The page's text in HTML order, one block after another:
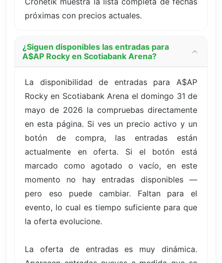
próximas con precios actuales.
¿Siguen disponibles las entradas para
A$AP Rocky en Scotiabank Arena?
La disponibilidad de entradas para A$AP
Rocky en Scotiabank Arena el domingo 31 de
mayo de 2026 la compruebas directamente
en esta página. Si ves un precio activo y un
botón de compra, las entradas están
actualmente en oferta. Si el botón está
marcado como agotado o vacío, en este
momento no hay entradas disponibles —
pero eso puede cambiar. Faltan para el
evento, lo cual es tiempo suficiente para que
la oferta evolucione.
La oferta de entradas es muy dinámica.